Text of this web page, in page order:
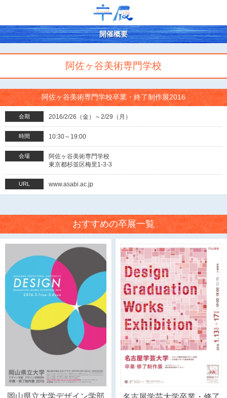
開催概要
阿佐ヶ谷美術専門学校
阿佐ヶ谷美術専門学校卒業・終了制作展2016
会期 2016/2/26（金）～2/29（月）
時間 10:30～19:00
会場
阿佐ヶ谷美術専門学校
東京都杉並区梅里1-3-3
URL www.asabi.ac.jp
おすすめの卒展一覧
岡山県立大学デザイン学部